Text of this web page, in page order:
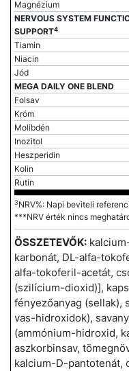
Magnézium
NERVOUS SYSTEM
SUPPORT4
Tiamin
Niacin
Jód
MEGA DAILY ONE BLEND
Folsav
Króm
Molibdén
Inozitol
Heszperidin
Kolin
Rutin
3NRV%: Napi beviteli
***NRV érték nincs
ÖSSZETEVŐK:
karbonát, DL-alfa-
alfa-tokoferil-acetát,
(szilícium-dioxid)],
fényezőanyag (sellak),
vas-hidroxidok),
(ammónium-hidroxid,
aszkorbinsav,
kalcium-D-pantotenát,